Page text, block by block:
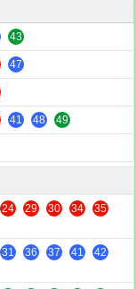
43
47
41 48 49
24 29 30 34
35
31 36 37 41
42